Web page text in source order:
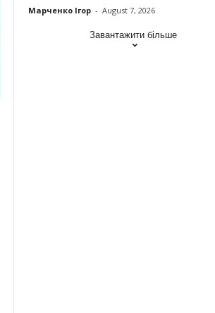
Марченко Ігор - August 7, 2026
Завантажити більше